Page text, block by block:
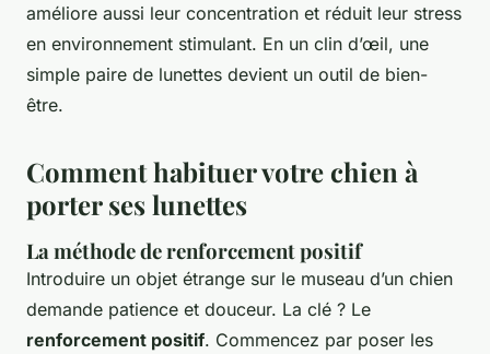
améliore aussi leur concentration et réduit leur stress
en environnement stimulant. En un clin d’œil, une
simple paire de lunettes devient un outil de bien-
être.
Comment habituer votre chien à
porter ses lunettes
La méthode de renforcement positif
Introduire un objet étrange sur le museau d’un chien
demande patience et douceur. La clé ? Le
renforcement positif. Commencez par poser les